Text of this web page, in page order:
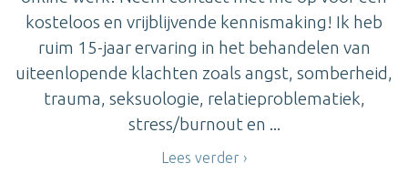
kosteloos en vrijblijvende kennismaking! Ik heb
ruim 15-jaar ervaring in het behandelen van
uiteenlopende klachten zoals angst, somberheid,
trauma, seksuologie, relatieproblematiek,
stress/burnout en ...
Lees verder